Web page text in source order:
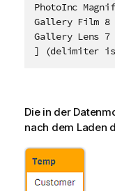
PhotoInc
Gallery Film 8
Gallery Lens 7
] (delimiter
Die in der
nach dem Laden